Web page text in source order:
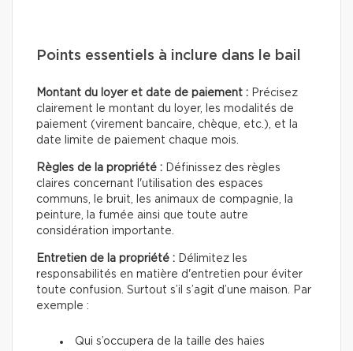
Points essentiels à inclure dans le bail
Montant du loyer et date de paiement : Précisez
clairement le montant du loyer, les modalités de
paiement (virement bancaire, chèque, etc.), et la
date limite de paiement chaque mois.
Règles de la propriété : Définissez des règles
claires concernant l'utilisation des espaces
communs, le bruit, les animaux de compagnie, la
peinture, la fumée ainsi que toute autre
considération importante.
Entretien de la propriété : Délimitez les
responsabilités en matière d'entretien pour éviter
toute confusion. Surtout s’il s’agit d’une maison. Par
exemple :
Qui s’occupera de la taille des haies